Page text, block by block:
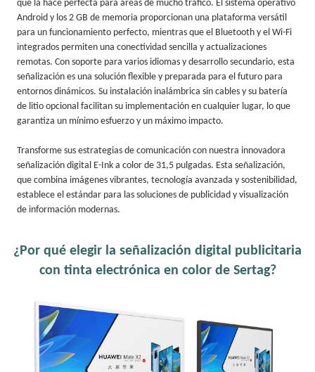
que la hace perfecta para áreas de mucho tráfico. El sistema operativo
Android y los 2 GB de memoria proporcionan una plataforma versátil
para un funcionamiento perfecto, mientras que el Bluetooth y el Wi-Fi
integrados permiten una conectividad sencilla y actualizaciones
remotas. Con soporte para varios idiomas y desarrollo secundario, esta
señalización es una solución flexible y preparada para el futuro para
entornos dinámicos. Su instalación inalámbrica sin cables y su batería
de litio opcional facilitan su implementación en cualquier lugar, lo que
garantiza un mínimo esfuerzo y un máximo impacto.
Transforme sus estrategias de comunicación con nuestra innovadora
señalización digital E-Ink a color de 31,5 pulgadas. Esta señalización,
que combina imágenes vibrantes, tecnología avanzada y sostenibilidad,
establece el estándar para las soluciones de publicidad y visualización
de información modernas.
¿Por qué elegir la señalización digital publicitaria
con tinta electrónica en color de Sertag?